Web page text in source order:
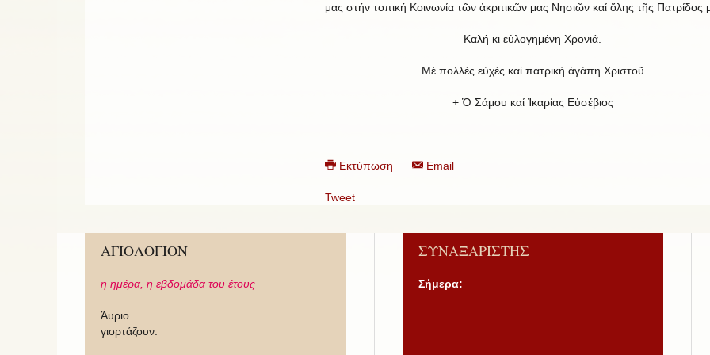
μας στήν τοπική Κοινωνία τῶν ἀκριτικῶν μας Νησιῶν καί ὅλης τῆς Πατρίδος
Καλή κι εὐλογημένη Χρονιά.
Μέ πολλές εὐχές καί πατρική ἀγάπη Χριστοῦ
+ Ὁ Σάμου καί Ἰκαρίας Εὐσέβιος
Εκτύπωση Email
Tweet
ΑΓΙΟΛΟΓΙΟΝ
η ημέρα, η εβδομάδα του έτους
Άυριο
γιορτάζουν:
ΣΥΝΑΞΑΡΙΣΤΗΣ
Σήμερα: